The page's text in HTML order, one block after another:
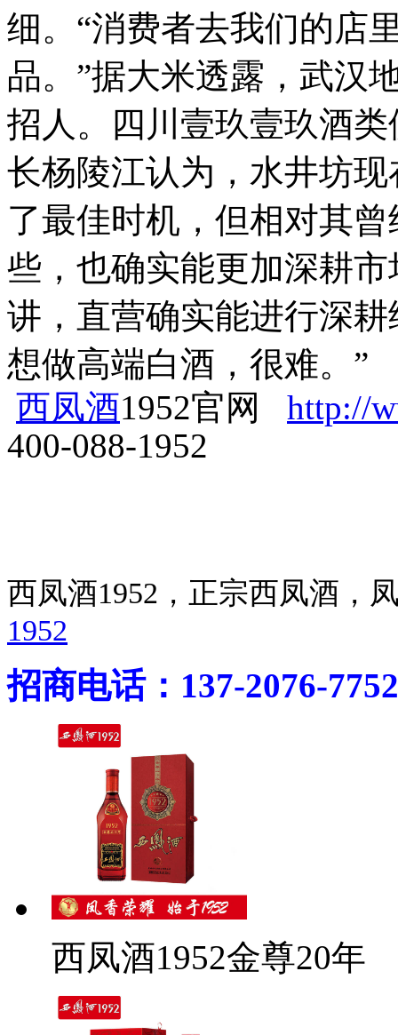
细。“消费者去我们的店
品。”据大米透露，武汉
招人。
四川壹玖壹玖酒
长杨陵江认为，水井坊
了最佳时机，但相对其
些，也确实能更加深耕市
讲，直营确实能进行深
想做高端白酒，很难。”
西凤酒1952官网 http://
400-088-1952
西凤酒1952，正宗西凤酒
1952
招商电话：137-2076-7752
西凤酒1952金尊20年